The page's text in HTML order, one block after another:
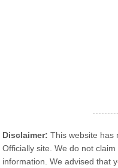
Disclaimer: This website has
Officially site. We do not
information. We advised that